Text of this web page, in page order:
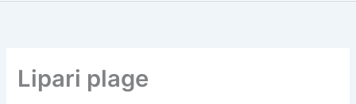
Lipari plage